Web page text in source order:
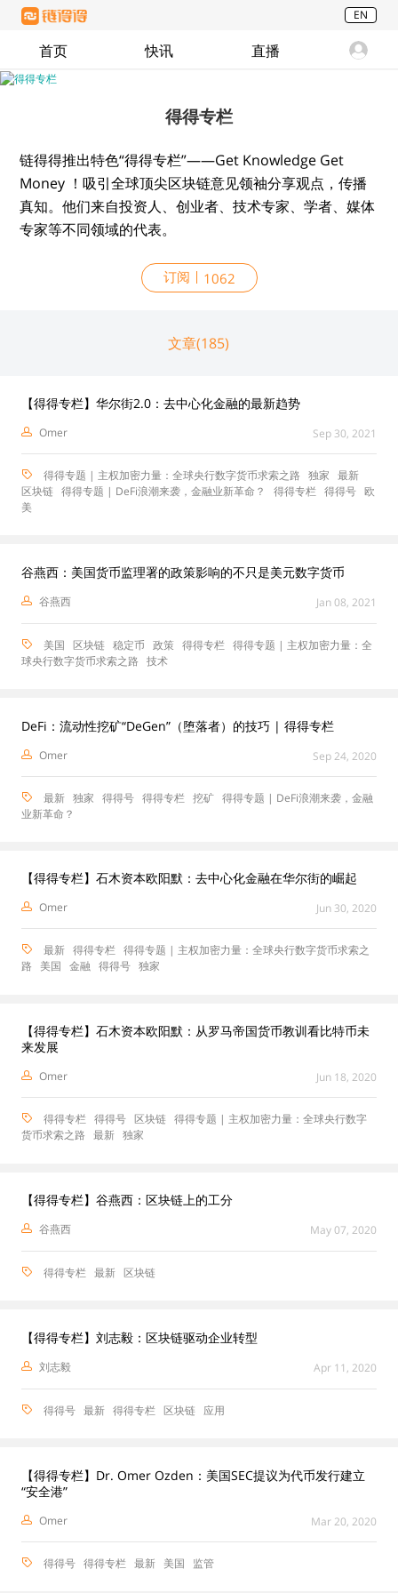
EN
首页 快讯 直播
得得专栏
链得得推出特色“得得专栏”——Get Knowledge Get
Money ！吸引全球顶尖区块链意见领袖分享观点，传播
真知。他们来自投资人、创业者、技术专家、学者、媒体
专家等不同领域的代表。
订阅 1062
文章(185)
【得得专栏】华尔街2.0：去中心化金融的最新趋势
Omer Sep 30, 2021
得得专题 | 主权加密力量：全球央行数字货币求索之路 独家 最新
区块链 得得专题 | DeFi浪潮来袭，金融业新革命？ 得得专栏 得得号 欧
美
谷燕西：美国货币监理署的政策影响的不只是美元数字货币
谷燕西 Jan 08, 2021
美国 区块链 稳定币 政策 得得专栏 得得专题 | 主权加密力量：全
球央行数字货币求索之路 技术
DeFi：流动性挖矿“DeGen”（堕落者）的技巧 | 得得专栏
Omer Sep 24, 2020
最新 独家 得得号 得得专栏 挖矿 得得专题 | DeFi浪潮来袭，金融
业新革命？
【得得专栏】石木资本欧阳默：去中心化金融在华尔街的崛起
Omer Jun 30, 2020
最新 得得专栏 得得专题 | 主权加密力量：全球央行数字货币求索之
路
美国 金融 得得号 独家
【得得专栏】石木资本欧阳默：从罗马帝国货币教训看比特币未
来发展
Omer Jun 18, 2020
得得专栏 得得号 区块链 得得专题 | 主权加密力量：全球央行数字
货币求索之路 最新 独家
【得得专栏】谷燕西：区块链上的工分
谷燕西 May 07, 2020
得得专栏 最新 区块链
【得得专栏】刘志毅：区块链驱动企业转型
刘志毅 Apr 11, 2020
得得号 最新 得得专栏 区块链 应用
【得得专栏】Dr. Omer Ozden：美国SEC提议为代币发行建立
“安全港”
Omer Mar 20, 2020
得得号 得得专栏 最新 美国 监管